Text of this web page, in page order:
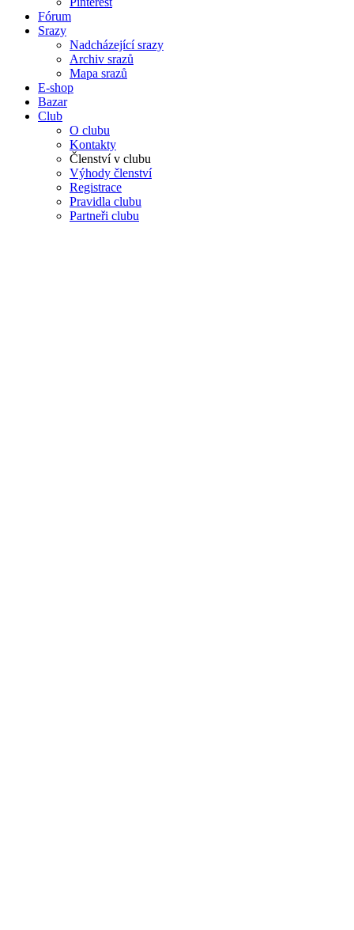
Fórum
Srazy
Nadcházející srazy
Archiv srazů
Mapa srazů
E-shop
Bazar
Club
O clubu
Kontakty
Členství v clubu
Výhody členství
Registrace
Pravidla clubu
Partneři clubu